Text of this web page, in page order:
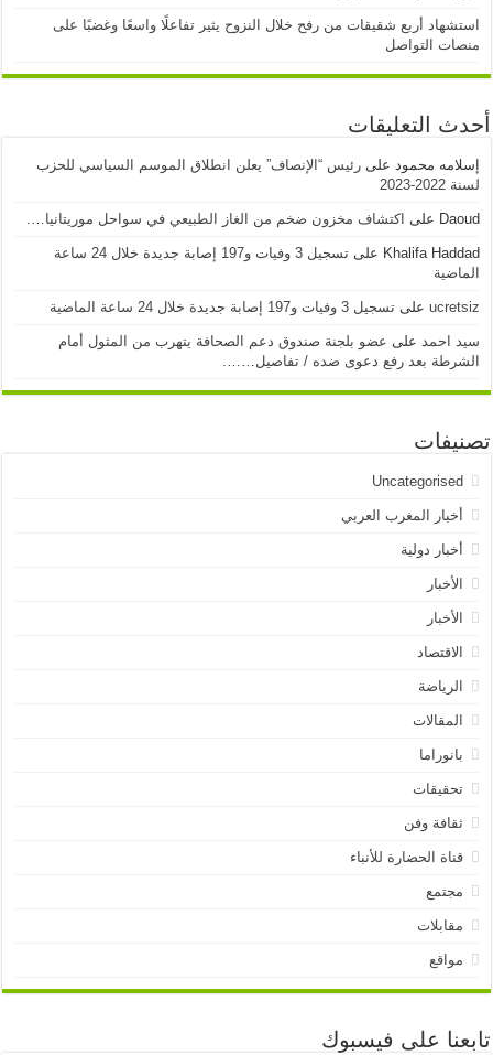
استشهاد أربع شقيقات من رفح خلال النزوح يثير تفاعلًا واسعًا وغضبًا على
منصات التواصل
أحدث التعليقات
إسلامه محمود علىرئيس “الإنصاف” يعلن انطلاق الموسم السياسي للحزب
لسنة 2022-2023
Daoud على اكتشاف مخزون ضخم من الغاز الطبيعي في سواحل موريتانيا….
Khalifa Haddad على
تسجيل 3 وفيات و197 إصابة جديدة خلال 24 ساعة
الماضية
ucretsiz علىتسجيل 3 وفيات و197 إصابة جديدة خلال 24 ساعة الماضية
سيد احمد على عضو بلجنة صندوق دعم الصحافة يتهرب من المثول أمام
الشرطة بعد رفع دعوى ضده / تفاصيل…….
تصنيفات
Uncategorised
أخبار المغرب العربي
أخبار دولية
الأخبار
الأخبار
الاقتصاد
الرياضة
المقالات
بانوراما
تحقيقات
ثقافة وفن
قناة الحضارة للأنباء
مجتمع
مقابلات
مواقع
تابعنا على فيسبوك